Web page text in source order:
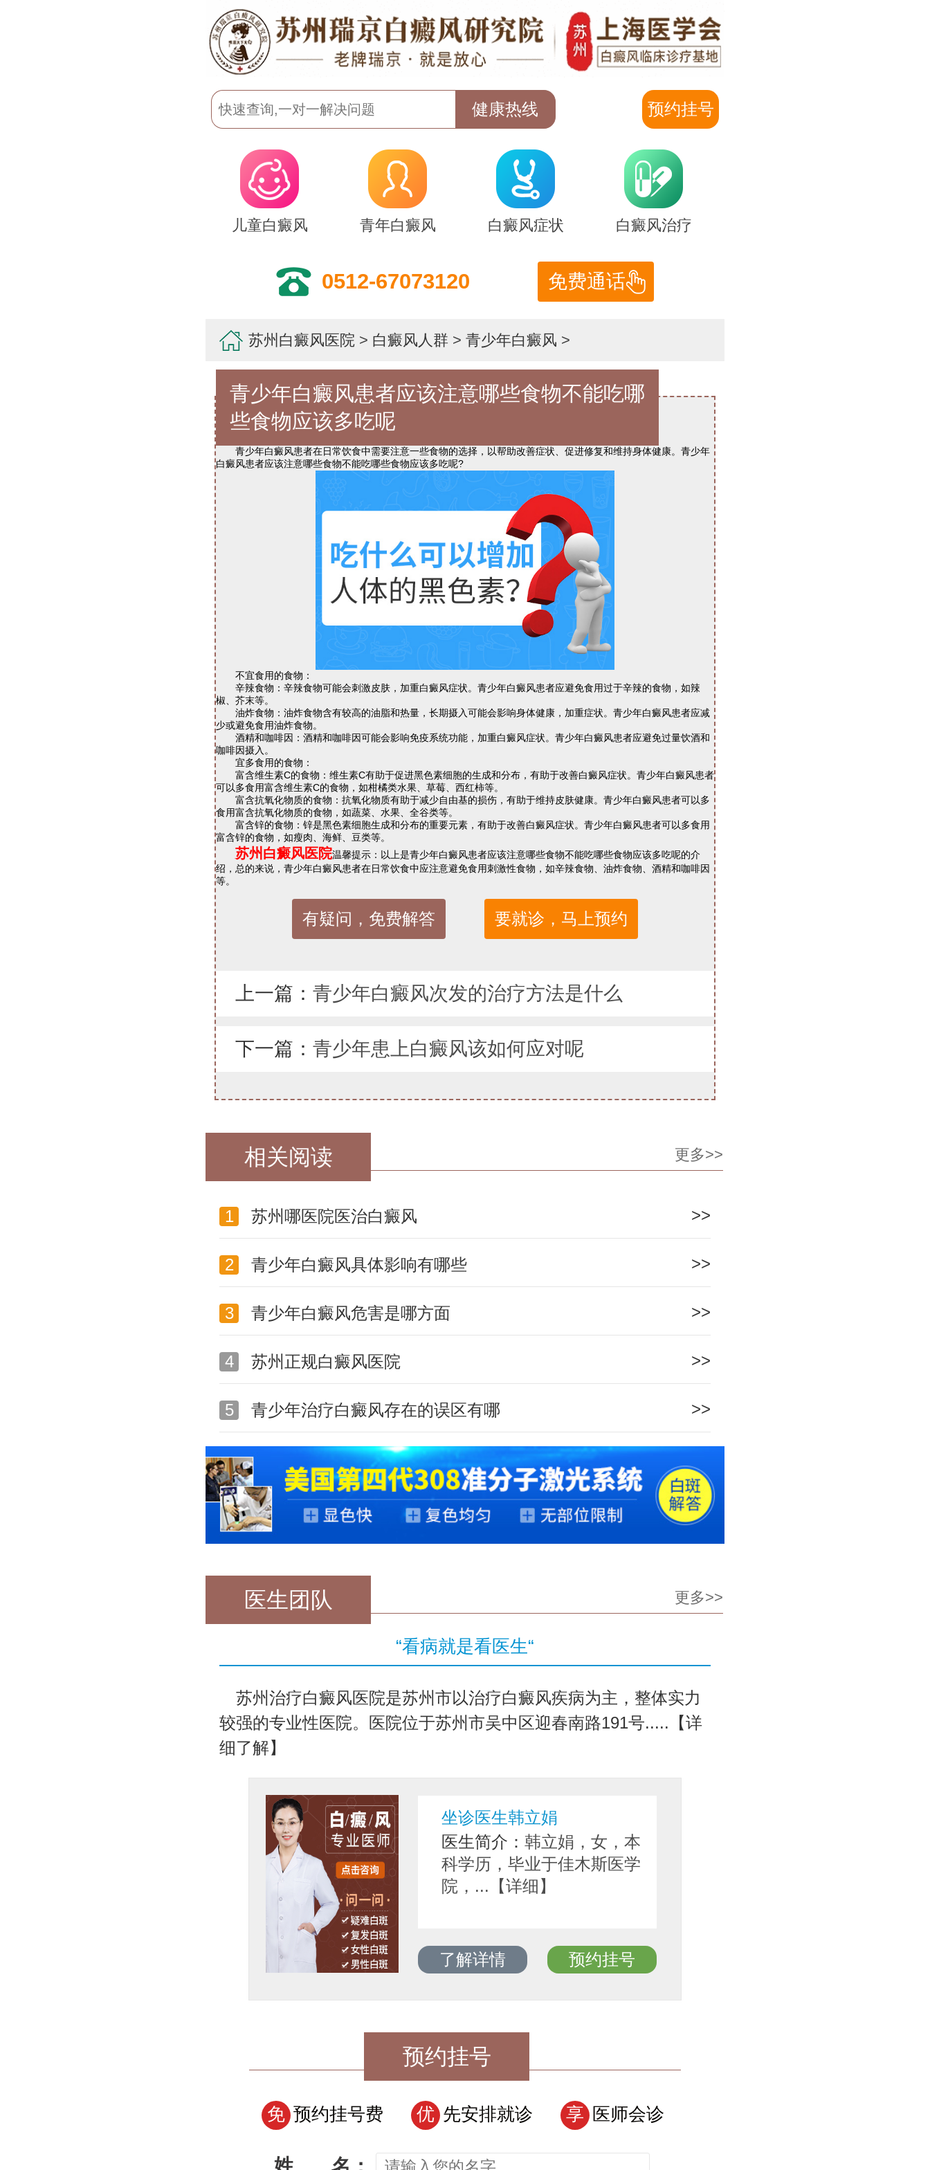
预约挂号
儿童白癜风 青年白癜风 白癜风症状 白癜风治疗
0512-67073120 免费通话
苏州白癜风医院 > 白癜风人群 > 青少年白癜风 >
青少年白癜风患者应该注意哪些食物不能吃哪
些食物应该多吃呢
青少年白癜风患者在日常饮食中需要注意一些食物的选择，以帮助改善症状、促进修复和维持身体健康。青少年
白癜风患者应该注意哪些食物不能吃哪些食物应该多吃呢?
不宜食用的食物：
辛辣食物：辛辣食物可能会刺激皮肤，加重白癜风症状。青少年白癜风患者应避免食用过于辛辣的食物，如辣
椒、芥末等。
油炸食物：油炸食物含有较高的油脂和热量，长期摄入可能会影响身体健康，加重症状。青少年白癜风患者应减
少或避免食用油炸食物。
酒精和咖啡因：酒精和咖啡因可能会影响免疫系统功能，加重白癜风症状。青少年白癜风患者应避免过量饮酒和
咖啡因摄入。
宜多食用的食物：
富含维生素C的食物：维生素C有助于促进黑色素细胞的生成和分布，有助于改善白癜风症状。青少年白癜风患者
可以多食用富含维生素C的食物，如柑橘类水果、草莓、西红柿等。
富含抗氧化物质的食物：抗氧化物质有助于减少自由基的损伤，有助于维持皮肤健康。青少年白癜风患者可以多
食用富含抗氧化物质的食物，如蔬菜、水果、全谷类等。
富含锌的食物：锌是黑色素细胞生成和分布的重要元素，有助于改善白癜风症状。青少年白癜风患者可以多食用
富含锌的食物，如瘦肉、海鲜、豆类等。
苏州白癜风医院温馨提示：以上是青少年白癜风患者应该注意哪些食物不能吃哪些食物应该多吃呢的介
绍，总的来说，青少年白癜风患者在日常饮食中应注意避免食用刺激性食物，如辛辣食物、油炸食物、酒精和咖啡因
等。
有疑问，免费解答 要就诊，马上预约
上一篇： 青少年白癜风次发的治疗方法是什么
下一篇： 青少年患上白癜风该如何应对呢
相关阅读 更多>>
1 苏州哪医院医治白癜风 >>
2 青少年白癜风具体影响有哪些 >>
3 青少年白癜风危害是哪方面 >>
4 苏州正规白癜风医院 >>
5 青少年治疗白癜风存在的误区有哪 >>
医生团队 更多>>
“看病就是看医生“
苏州治疗白癜风医院是苏州市以治疗白癜风疾病为主，整体实力
较强的专业性医院。医院位于苏州市吴中区迎春南路191号.....【详
细了解】
坐诊医生韩立娟
医生简介： 韩立娟，女，本
科学历，毕业于佳木斯医学
院，...【详细】
了解详情 预约挂号
预约挂号
免 预约挂号费 优 先安排就诊 享 医师会诊
姓 名：